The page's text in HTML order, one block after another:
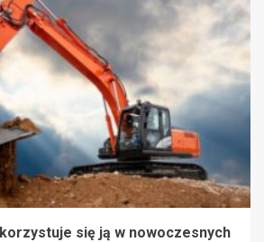
się ją w nowoczesnych